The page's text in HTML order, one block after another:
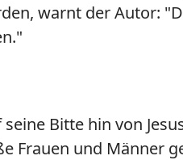
warnt der Autor:
Bitte hin von
Frauen und Männer